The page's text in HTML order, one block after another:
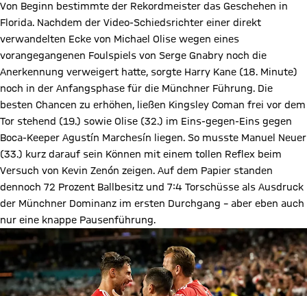
Von Beginn bestimmte der Rekordmeister das Geschehen in
Florida. Nachdem der Video-Schiedsrichter einer direkt
verwandelten Ecke von Michael Olise wegen eines
vorangegangenen Foulspiels von Serge Gnabry noch die
Anerkennung verweigert hatte, sorgte Harry Kane (18. Minute)
noch in der Anfangsphase für die Münchner Führung. Die
besten Chancen zu erhöhen, ließen Kingsley Coman frei vor dem
Tor stehend (19.) sowie Olise (32.) im Eins-gegen-Eins gegen
Boca-Keeper Agustín Marchesín liegen. So musste Manuel Neuer
(33.) kurz darauf sein Können mit einem tollen Reflex beim
Versuch von Kevin Zenón zeigen. Auf dem Papier standen
dennoch 72 Prozent Ballbesitz und 7:4 Torschüsse als Ausdruck
der Münchner Dominanz im ersten Durchgang – aber eben auch
nur eine knappe Pausenführung.